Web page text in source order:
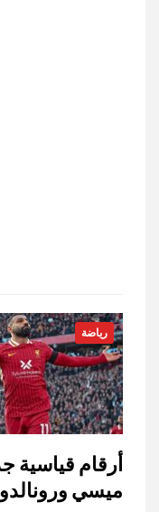
رياضة
أرقام قياسية
ميسي